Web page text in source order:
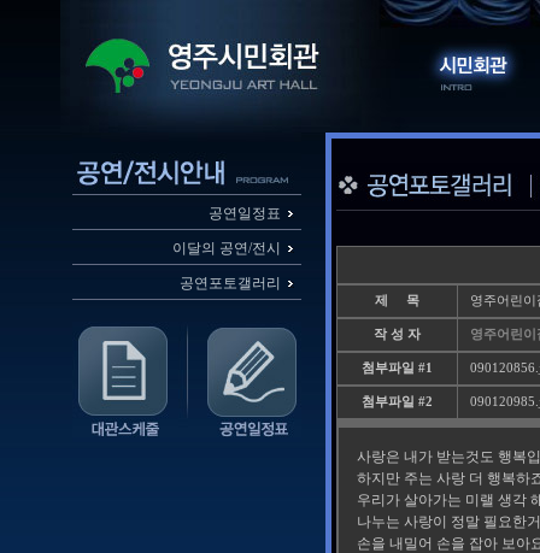
공연일정표
이달의 공연/전시
공연포토갤러리
제 목 영주어린
작 성 자 영주어린이
첨부파일 #1
첨부파일 #2
사랑은 내가 받는것도 행복
하지만 주는 사랑 더 행복하
우리가 살아가는 미랠 생각
나누는 사랑이 정말 필요한
손을 내밀어 손을 잡아 보아